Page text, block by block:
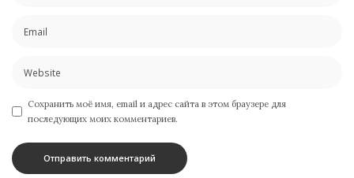
Сохранить моё имя, email и адрес сайта в этом браузере для
последующих моих комментариев.